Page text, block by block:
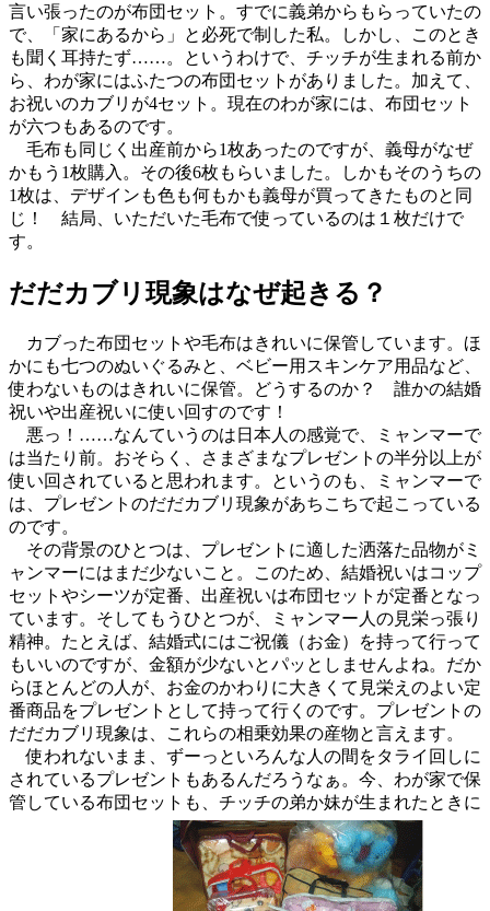
言い張ったのが布団セット。すでに義弟からもらっていたの
で、「家にあるから」と必死で制した私。しかし、このとき
も聞く耳持たず……。というわけで、チッチが生まれる前か
ら、わが家にはふたつの布団セットがありました。加えて、
お祝いのカブリが4セット。現在のわが家には、布団セット
が六つもあるのです。
毛布も同じく出産前から1枚あったのですが、義母がなぜ
かもう1枚購入。その後6枚もらいました。しかもそのうちの
1枚は、デザインも色も何もかも義母が買ってきたものと同
じ！ 結局、いただいた毛布で使っているのは１枚だけで
す。
だだカブリ現象はなぜ起きる？
カブった布団セットや毛布はきれいに保管しています。ほ
かにも七つのぬいぐるみと、ベビー用スキンケア用品など、
使わないものはきれいに保管。どうするのか？ 誰かの結婚
祝いや出産祝いに使い回すのです！
悪っ！……なんていうのは日本人の感覚で、ミャンマーで
は当たり前。おそらく、さまざまなプレゼントの半分以上が
使い回されていると思われます。というのも、ミャンマーで
は、プレゼントのだだカブリ現象があちこちで起こっている
のです。
その背景のひとつは、プレゼントに適した洒落た品物がミ
ャンマーにはまだ少ないこと。このため、結婚祝いはコップ
セットやシーツが定番、出産祝いは布団セットが定番となっ
ています。そしてもうひとつが、ミャンマー人の見栄っ張り
精神。たとえば、結婚式にはご祝儀（お金）を持って行って
もいいのですが、金額が少ないとパッとしませんよね。だか
らほとんどの人が、お金のかわりに大きくて見栄えのよい定
番商品をプレゼントとして持って行くのです。プレゼントの
だだカブリ現象は、これらの相乗効果の産物と言えます。
使われないまま、ずーっといろんな人の間をタライ回しに
されているプレゼントもあるんだろうなぁ。今、わが家で保
管している布団セットも、チッチの弟か妹が生まれたときに